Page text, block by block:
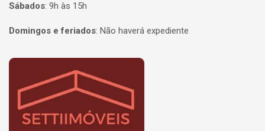
Sábados: 9h às 15h
Domingos e feriados: Não haverá expediente
Página inicial